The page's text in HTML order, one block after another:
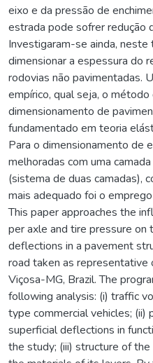
eixo e da pressão de
estrada pode sofrer redução
Investigaram-se ainda,
dimensionar a espessura do
rodovias não pavimentadas.
empírico, qual seja, o
dimensionamento de
fundamentado em teoria
Para o dimensionamento de
melhoradas com uma
(sistema de duas camadas),
mais adequado foi o
This paper approaches the
per axle and tire pressure on
deflections in a pavement
road taken as
Viçosa-MG, Brazil. The
following analysis: (i) traffic
type commercial vehicles; (ii)
superficial deflections in
the study; (iii) structure of